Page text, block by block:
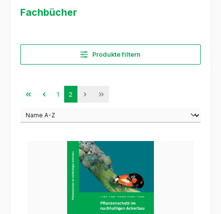
Fachbücher
Produkte filtern
Seite
1 Seite
2